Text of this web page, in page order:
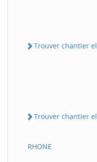
Trouver chantier
Trouver chantier
RHONE